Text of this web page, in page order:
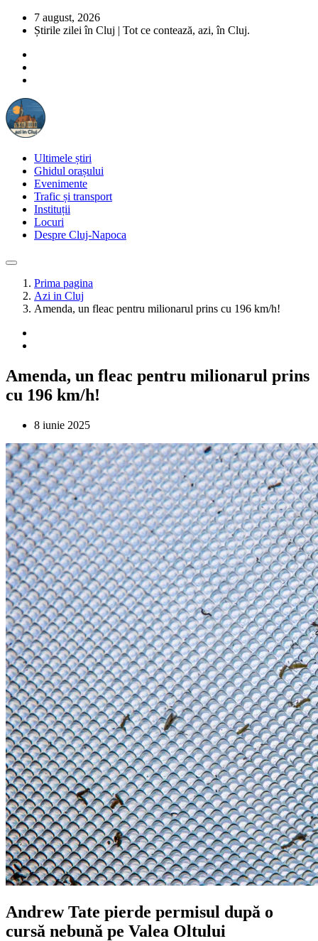
7 august, 2026
Știrile zilei în Cluj | Tot ce contează, azi, în Cluj.
Ultimele știri
Ghidul orașului
Evenimente
Trafic și transport
Instituții
Locuri
Despre Cluj-Napoca
Prima pagina
Azi in Cluj
Amenda, un fleac pentru milionarul prins cu 196 km/h!
Amenda, un fleac pentru milionarul prins
cu 196 km/h!
8 iunie 2025
Andrew Tate pierde permisul după o
cursă nebună pe Valea Oltului